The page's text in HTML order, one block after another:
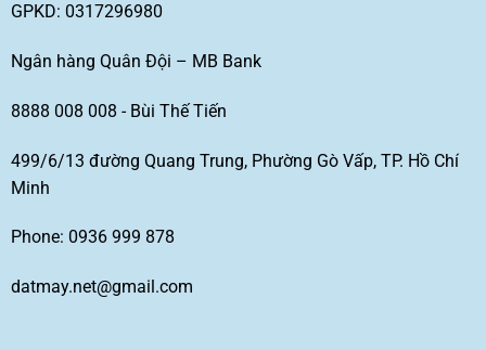
GPKD: 0317296980
Ngân hàng Quân Đội – MB Bank
8888 008 008 - Bùi Thế Tiến
499/6/13 đường Quang Trung, Phường Gò Vấp, TP. Hồ Chí
Minh
Phone: 0936 999 878
datmay.net@gmail.com